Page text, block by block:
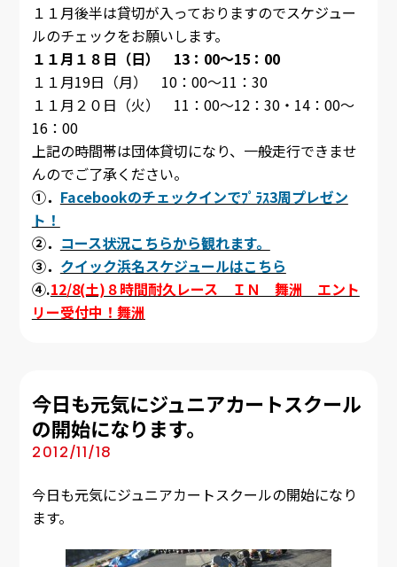
１１月後半は貸切が入っておりますのでスケジュー
ルのチェックをお願いします。
１１月１８日（日） 13：00～15：00
１１月19日（月） 10：00～11：30
１１月２０日（火） 11：00～12：30・14：00～
16：00
上記の時間帯は団体貸切になり、一般走行できませ
んのでご了承ください。
①． Facebookのチェックインでﾌﾟﾗｽ3周プレゼン
ト！
②． コース状況こちらから観れます。
③． クイック浜名スケジュールはこちら
④.12/8(土)８時間耐久レース ＩＮ 舞洲 エント
リー受付中！舞洲
今日も元気にジュニアカートスクール
の開始になります。
2012/11/18
今日も元気にジュニアカートスクールの開始になり
ます。